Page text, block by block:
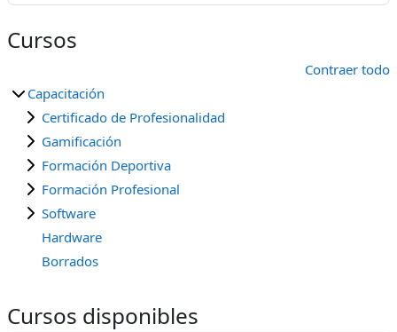
Cursos
Contraer todo
Capacitación
Certificado de Profesionalidad
Gamificación
Formación Deportiva
Formación Profesional
Software
Hardware
Borrados
Cursos disponibles